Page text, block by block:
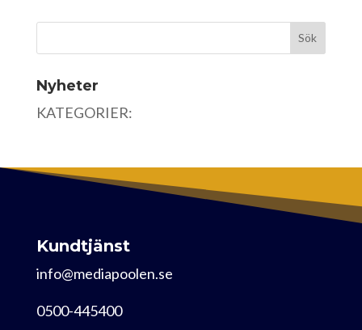
Nyheter
KATEGORIER:
Kundtjänst
info@mediapoolen.se
0500-445400